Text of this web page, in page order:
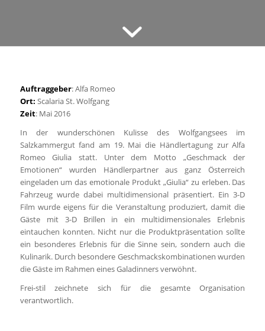
Auftraggeber: Alfa Romeo
Ort: Scalaria St. Wolfgang
Zeit: Mai 2016
In der wunderschönen Kulisse des Wolfgangsees im
Salzkammergut fand am 19. Mai die Händlertagung zur Alfa
Romeo Giulia statt. Unter dem Motto „Geschmack der
Emotionen“ wurden Händlerpartner aus ganz Österreich
eingeladen um das emotionale Produkt „Giulia“ zu erleben. Das
Fahrzeug wurde dabei multidimensional präsentiert. Ein 3-D
Film wurde eigens für die Veranstaltung produziert, damit die
Gäste mit 3-D Brillen in ein multidimensionales Erlebnis
eintauchen konnten. Nicht nur die Produktpräsentation sollte
ein besonderes Erlebnis für die Sinne sein, sondern auch die
Kulinarik. Durch besondere Geschmackskombinationen wurden
die Gäste im Rahmen eines Galadinners verwöhnt.
Frei-stil zeichnete sich für die gesamte Organisation
verantwortlich.